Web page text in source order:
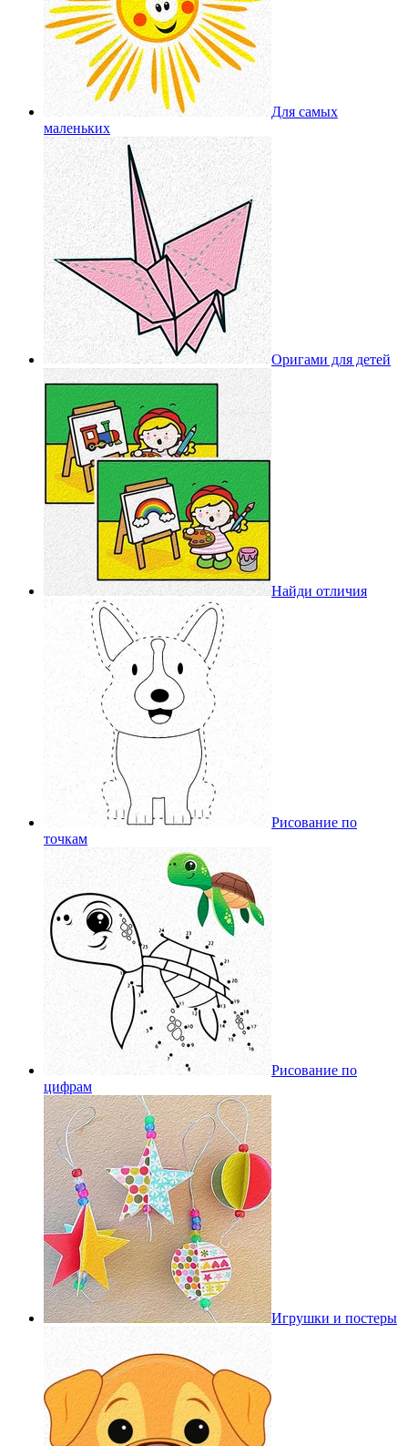
Для самых
маленьких
Оригами для детей
Найди отличия
Рисование по
точкам
Рисование по
цифрам
Игрушки и постеры